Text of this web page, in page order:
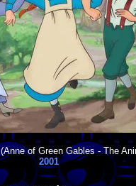
(Anne of Green Gables - The
2001